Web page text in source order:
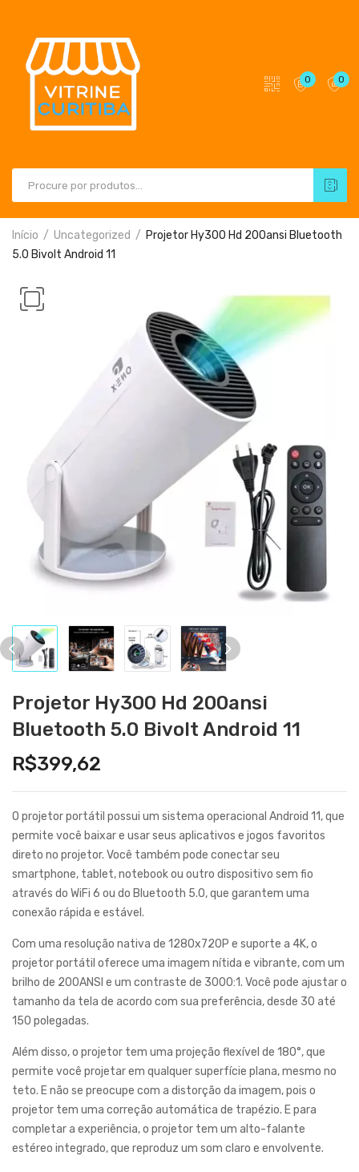
0 0
Início Uncategorized
Projetor Hy300 Hd 200ansi Bluetooth
5.0 Bivolt Android 11
Projetor Hy300 Hd 200ansi
Bluetooth 5.0 Bivolt Android 11
R$399,62
O projetor portátil possui um sistema operacional Android 11, que
permite você baixar e usar seus aplicativos e jogos favoritos
direto no projetor. Você também pode conectar seu
smartphone, tablet, notebook ou outro dispositivo sem fio
através do WiFi 6 ou do Bluetooth 5.0, que garantem uma
conexão rápida e estável.
Com uma resolução nativa de 1280x720P e suporte a 4K, o
projetor portátil oferece uma imagem nítida e vibrante, com um
brilho de 200ANSI e um contraste de 3000:1. Você pode ajustar o
tamanho da tela de acordo com sua preferência, desde 30 até
150 polegadas.
Além disso, o projetor tem uma projeção flexível de 180°, que
permite você projetar em qualquer superfície plana, mesmo no
teto. E não se preocupe com a distorção da imagem, pois o
projetor tem uma correção automática de trapézio. E para
completar a experiência, o projetor tem um alto-falante
estéreo integrado, que reproduz um som claro e envolvente.